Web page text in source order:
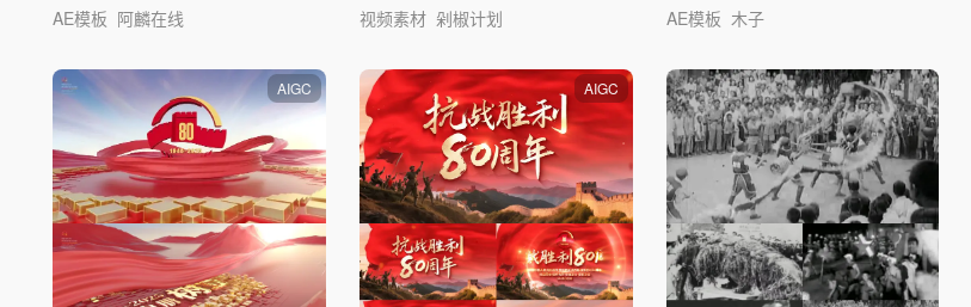
AE模板 阿麟在线 视频素材 剁椒计划 AE模板 木子
AIGC AIGC